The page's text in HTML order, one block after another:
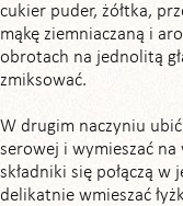
cukier puder, żółtka,
mąkę ziemniaczaną i
obrotach na jednolitą
zmiksować.
W drugim naczyniu
serowej i wymieszać
składniki się połączą
delikatnie wmieszać